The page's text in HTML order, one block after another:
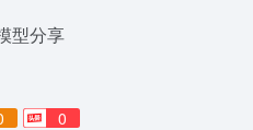
型分享
0